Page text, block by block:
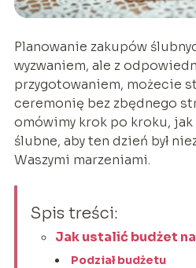
Planowanie zakupów
wyzwaniem, ale z
przygotowaniem, możecie
ceremonię bez zbędnego
omówimy krok po kroku,
ślubne, aby ten dzień był
Waszymi marzeniami.
Spis treści:
Jak ustalić budżet
Podział budżetu